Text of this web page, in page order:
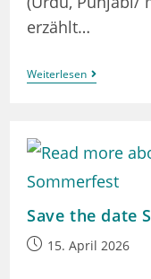
erzählt…
Weiterlesen
Save the date
Beitrag15. April 2026